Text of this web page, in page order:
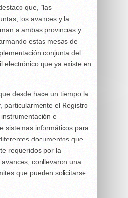
que, “las
los avances y la
a ambas provincias y
estas mesas de
conjunta del
electrónico que ya existe en
desde hace un tiempo la
particularmente el Registro
e
sistemas informáticos para
documentos que
requeridos por la
conllevaron una
que pueden solicitarse